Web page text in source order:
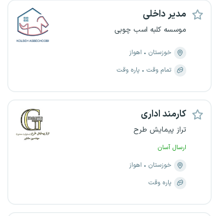
مدیر داخلی
موسسه کلبه اسب چوبی
خوزستان
اهواز
تمام وقت
پاره وقت
کارمند اداری
تراز پیمایش طرح
ارسال آسان
خوزستان
اهواز
پاره وقت